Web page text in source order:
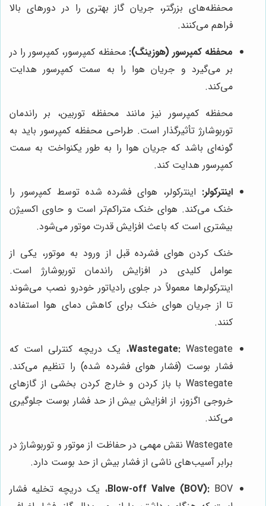
محفظه‌های بزرگتر، جریان گاز بهتری را در دورهای بالا
فراهم می‌کنند.
محفظه کمپرسور (هوزینگ): محفظه کمپرسور، کمپرسور را در
بر می‌گیرد و جریان هوا را به سمت کمپرسور هدایت
می‌کند.
محفظه کمپرسور نیز مانند محفظه توربین، بر راندمان
توربوشارژ تأثیرگذار است. طراحی محفظه کمپرسور باید به
گونه‌ای باشد که جریان هوا را به طور یکنواخت به سمت
کمپرسور هدایت کند.
اینترکولر: اینترکولر، هوای فشرده شده توسط کمپرسور را
خنک می‌کند. هوای خنک متراکم‌تر است و حاوی اکسیژن
بیشتری است که باعث افزایش قدرت موتور می‌شود.
خنک کردن هوای فشرده قبل از ورود به موتور، یکی از
عوامل کلیدی در افزایش راندمان توربوشارژ است.
اینترکولرها معمولاً در جلوی رادیاتور خودرو نصب می‌شوند
تا از جریان هوای خنک برای کاهش دمای هوا استفاده
کنند.
Wastegate:Wastegate، یک دریچه کنترلی است که
فشار بوست (فشار هوای فشرده شده) را تنظیم می‌کند.
Wastegate با باز کردن و خارج کردن بخشی از گازهای
خروجی اگزوز، از افزایش بیش از حد فشار بوست جلوگیری
می‌کند.
Wastegate نقش مهمی در حفاظت از موتور و توربوشارژ در
برابر آسیب‌های ناشی از فشار بیش از حد بوست دارد.
Blow-off Valve (BOV):BOV، یک دریچه تخلیه فشار